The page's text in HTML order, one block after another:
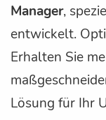
Manager,
entwickelt.
Erhalten Sie
Lösung für Ihr